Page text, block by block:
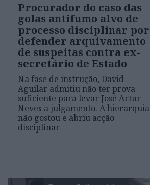
Procurador do caso das
golas antifumo alvo de
processo disciplinar por
defender arquivamento
de suspeitas contra ex-
secretário de Estado
Na fase de instrução, David
Aguilar admitiu não ter prova
suficiente para levar José Artur
Neves a julgamento. A hierarquia
não gostou e abriu acção
disciplinar